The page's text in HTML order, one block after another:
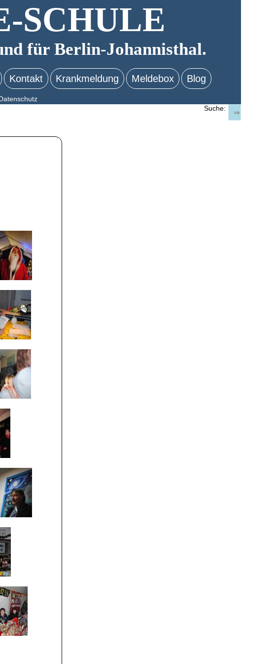
SCHULE
für Berlin-Johannisthal.
Kontakt Krankmeldung Meldebox Blog
Suche: